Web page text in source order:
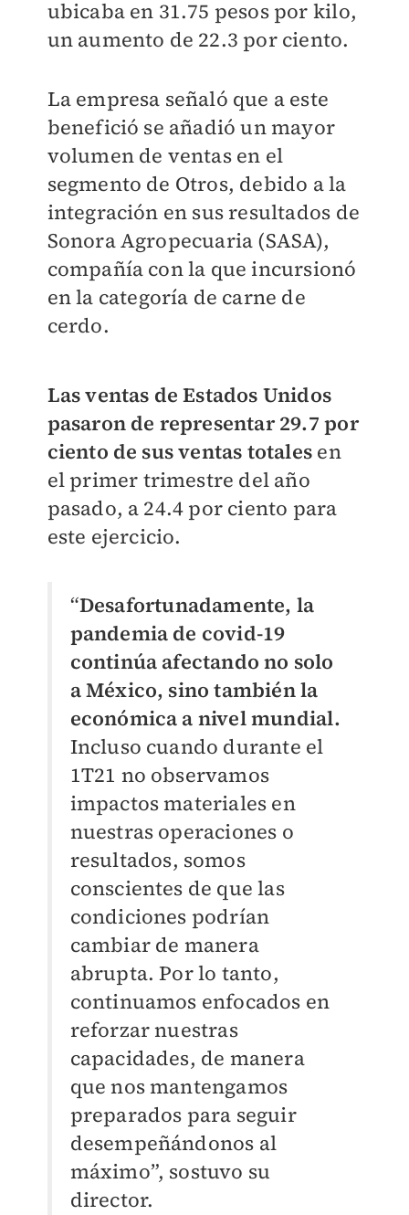
ubicaba en 31.75 pesos por kilo,
un aumento de 22.3 por ciento.
La empresa señaló que a este
benefició se añadió un mayor
volumen de ventas en el
segmento de Otros, debido a la
integración en sus resultados de
Sonora Agropecuaria (SASA),
compañía con la que incursionó
en la categoría de carne de
cerdo.
Las ventas de Estados Unidos
pasaron de representar 29.7 por
ciento de sus ventas totales en
el primer trimestre del año
pasado, a 24.4 por ciento para
este ejercicio.
“Desafortunadamente, la
pandemia de covid-19
continúa afectando no solo
a México, sino también la
económica a nivel mundial.
Incluso cuando durante el
1T21 no observamos
impactos materiales en
nuestras operaciones o
resultados, somos
conscientes de que las
condiciones podrían
cambiar de manera
abrupta. Por lo tanto,
continuamos enfocados en
reforzar nuestras
capacidades, de manera
que nos mantengamos
preparados para seguir
desempeñándonos al
máximo”, sostuvo su
director.